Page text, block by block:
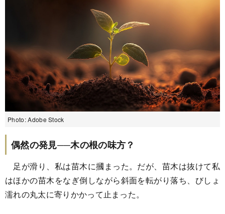
Photo: Adobe Stock
偶然の発見──木の根の味方？
足が滑り、私は苗木に摑まった。だが、苗木は抜けて私
はほかの苗木をなぎ倒しながら斜面を転がり落ち、びしょ
濡れの丸太に寄りかかって止まった。